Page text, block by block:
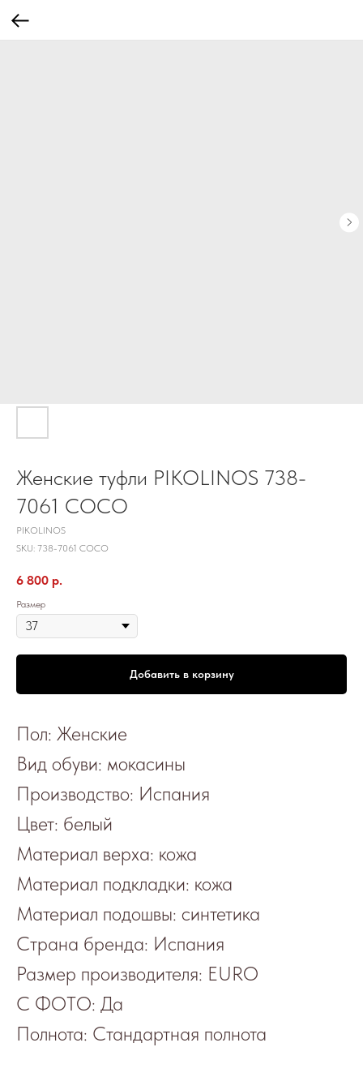
Женские туфли PIKOLINOS 738-
7061 COCO
PIKOLINOS
SKU: 738-7061 COCO
6 800 р.
Размер
Добавить в корзину
Пол: Женские
Вид обуви: мокасины
Производство: Испания
Цвет: белый
Материал верха: кожа
Материал подкладки: кожа
Материал подошвы: синтетика
Страна бренда: Испания
Размер производителя: EURO
С ФОТО: Да
Полнота: Стандартная полнота